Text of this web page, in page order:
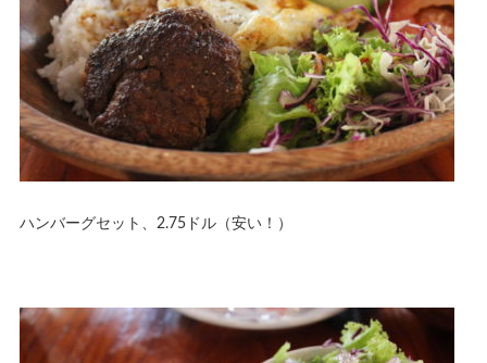
ハンバーグセット、2.75ドル（安い！）